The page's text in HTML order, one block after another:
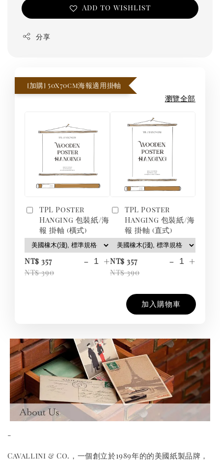
Add to wishlist
分享
[加購] 50x70cm海報適用掛軸
瀏覽全部
TPL Poster
Hanging 包裝紙/海
報 掛軸 (橫式)
NT$ 357
NT$ 390
- +
TPL Poster
Hanging 包裝紙/海
報 掛軸 (直式)
NT$ 357
NT$ 390
- +
加入購物車
-
Cavallini & Co.，一個創立於1989年的的美國紙製品牌，